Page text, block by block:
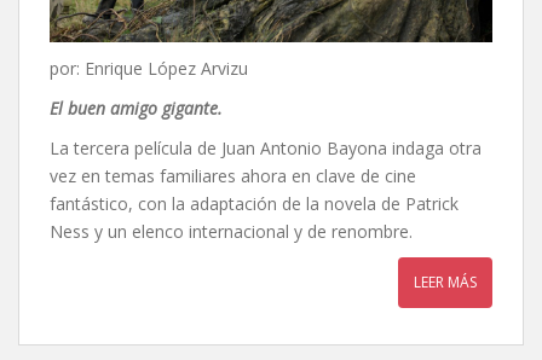
por: Enrique López Arvizu
El buen amigo gigante.
La tercera película de Juan Antonio Bayona indaga otra
vez en temas familiares ahora en clave de cine
fantástico, con la adaptación de la novela de Patrick
Ness y un elenco internacional y de renombre.
LEER MÁS